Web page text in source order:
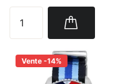
Vente -14%